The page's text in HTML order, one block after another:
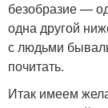
безобразие —
одна другой
с людьми
почитать.
Итак имеем